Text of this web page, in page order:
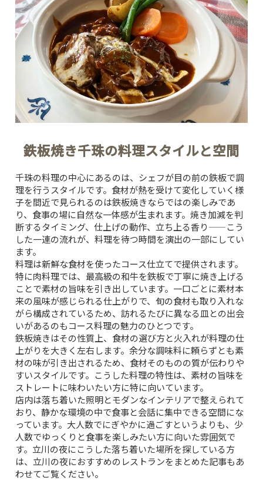
鉄板焼き千珠の料理スタイルと空間
千珠の料理の中心にあるのは、シェフが目の前の鉄板で調
理を行うスタイルです。食材が熱を受けて変化していく様
子を間近で見られるのは鉄板焼きならではの楽しみであ
り、食事の場に自然な一体感が生まれます。焼き加減を判
断するタイミング、仕上げの動作、立ち上る香り——こう
した一連の流れが、料理を待つ時間を演出の一部にしてい
ます。
料理は新鮮な食材を使ったコース仕立てで提供されます。
特に肉料理では、最高級の和牛を鉄板で丁寧に焼き上げる
ことで素材の旨味を引き出しています。一口ごとに素材本
来の風味が感じられる仕上がりで、旬の食材も取り入れな
がら構成されているため、訪れるたびに異なる皿との出会
いがあるのもコース料理の魅力のひとつです。
鉄板焼きはその性質上、食材の選び方と火入れが料理の仕
上がりを大きく左右します。余分な調味料に頼らずとも素
材の味が引き出されるため、食材そのものの質が伝わりや
すいスタイルです。こうした料理の特性は、素材の旨味を
ストレートに味わいたい方に特に向いています。
店内は落ち着いた照明とモダンなインテリアで整えられて
おり、静かな環境の中で食事と会話に集中できる空間にな
っています。大人数でにぎやかに過ごすというよりも、少
人数でゆっくりと食事を楽しみたい方に向いた雰囲気で
す。立川の夜にこうした落ち着いた場所を探している方
は、 立川の夜におすすめのレストランをまとめた記事もあ
わせてご覧ください。